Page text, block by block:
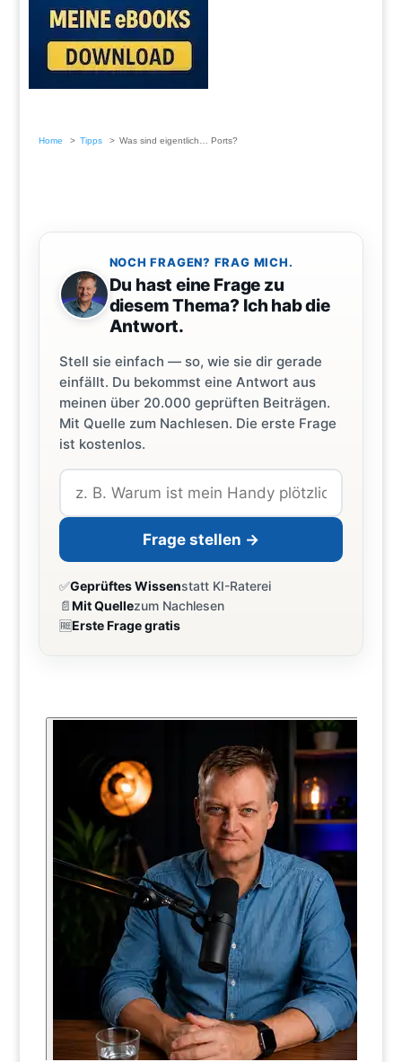
Home Tipps Was sind eigentlich… Ports?
NOCH FRAGEN? FRAG MICH.
Du hast eine Frage zu
diesem Thema? Ich hab die
Antwort.
Stell sie einfach — so, wie sie dir gerade
einfällt. Du bekommst eine Antwort aus
meinen über 20.000 geprüften Beiträgen.
Mit Quelle zum Nachlesen. Die erste Frage
ist kostenlos.
Frage stellen →
✅Geprüftes Wissenstatt KI-Raterei
📄Mit Quellezum Nachlesen
🆓Erste Frage gratis